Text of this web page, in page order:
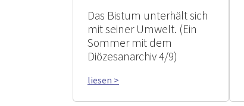
Das Bistum unterhält sich
mit seiner Umwelt. (Ein
Sommer mit dem
Diözesanarchiv 4/9)
liesen >